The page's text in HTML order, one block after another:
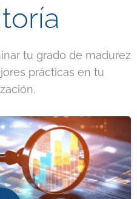
tu grado de madurez
prácticas en tu